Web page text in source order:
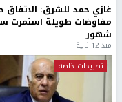
غازي حمد للشرق: الاتفاق
مفاوضات طويلة استمرت
شهور
منذ 12 ثانية
تصريحات خاصة